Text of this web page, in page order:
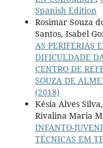
Spanish Edition
Rosimar Souza
Santos, Isabel
AS PERIFERIAS
DIFICULDADE
CENTRO DE
SOUZA DE
(2018)
Késia Alves
Rivalina Maria
INFANTO-
TÉCNICAS EM